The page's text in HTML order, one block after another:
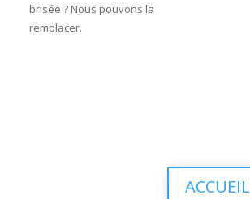
brisée ? Nous pouvons la
remplacer.
ACCUEIL